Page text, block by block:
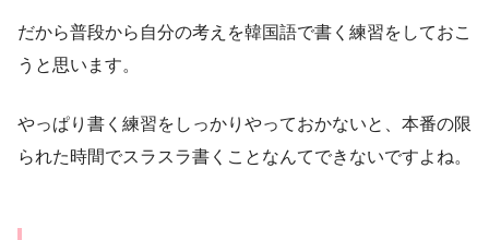
だから普段から自分の考えを韓国語で書く練習をしておこ
うと思います。
やっぱり書く練習をしっかりやっておかないと、本番の限
られた時間でスラスラ書くことなんてできないですよね。